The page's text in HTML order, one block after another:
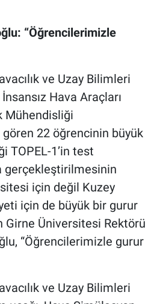
“Öğrencilerimizle
ve Uzay Bilimleri
Hava Araçları
Mühendisliği
22 öğrencinin büyük
TOPEL-1’in test
gerçekleştirilmesinin
için değil Kuzey
için de büyük bir gurur
Girne Üniversitesi Rektörü
“Öğrencilerimizle gurur
ve Uzay Bilimleri